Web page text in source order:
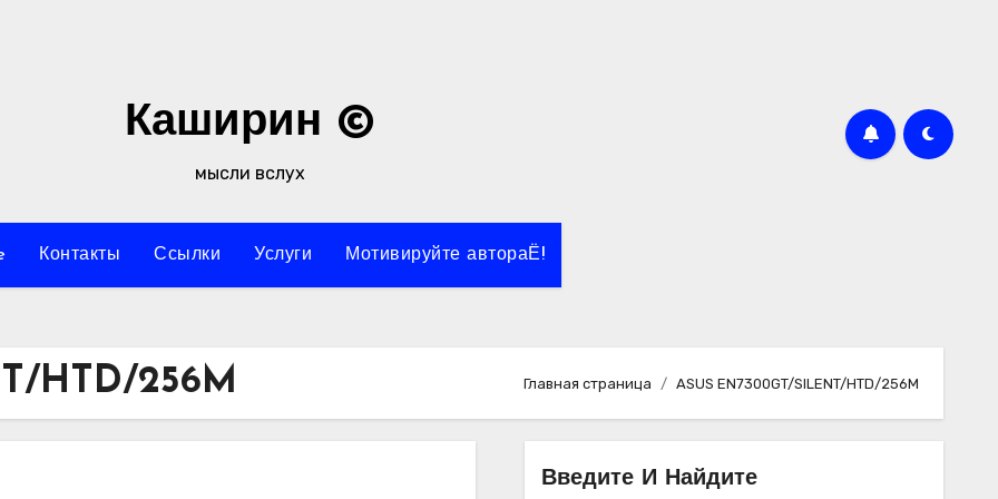
Каширин ©
мысли вслух
Контакты Ссылки Услуги Мотивируйте автораЁ!
HTD/256M Главная страница ASUS EN7300GT/SILENT/HTD/256M
Введите И Найдите